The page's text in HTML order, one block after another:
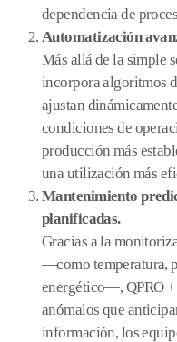
dependencia de
Automatización
Más allá de la simple
incorpora algoritmos
ajustan
condiciones de
producción más
una utilización más
Mantenimiento
planificadas.
Gracias a la
—como temperatura,
energético—, QPRO +
anómalos que
información, los